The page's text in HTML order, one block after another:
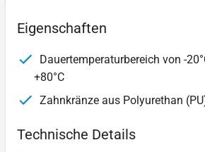
Eigenschaften
Dauertemperaturbereich von -
+80°C
Zahnkränze aus Polyurethan
Technische Details